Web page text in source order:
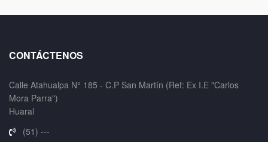
CONTÁCTENOS
Calle Atahualpa N° 185 - C.P San Martín (Ref: Ex I.E "Carlos
Mora Parra")
Huaral
(51) ---